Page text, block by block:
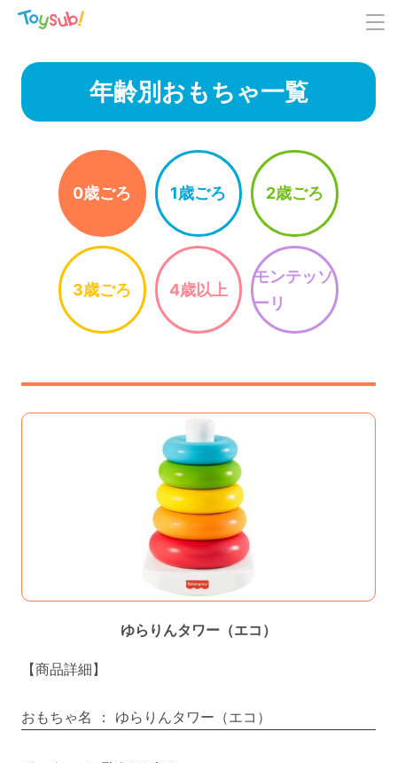
年齢別おもちゃ一覧
0歳ごろ 1歳ごろ 2歳ごろ
3歳ごろ 4歳以上
モンテッソ
ーリ
ゆらりんタワー（エコ）
【商品詳細】
おもちゃ名 ： ゆらりんタワー（エコ）